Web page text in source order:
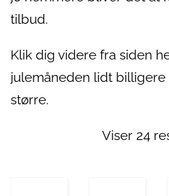
tilbud.
Klik dig videre fra siden
julemåneden lidt
større.
Viser 24